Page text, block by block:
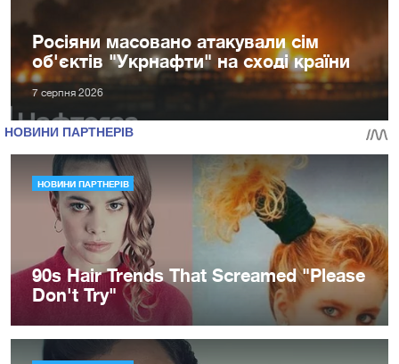
Росіяни масовано атакували сім
об'єктів "Укрнафти" на сході країни
7 серпня 2026